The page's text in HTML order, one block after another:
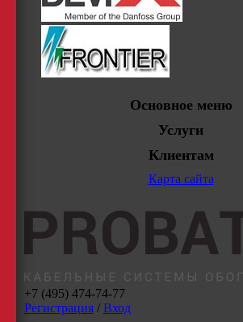
Основное меню
Услуги
Клиентам
Карта сайта
+7 (495) 474-74-77
Регистрация/ Вход